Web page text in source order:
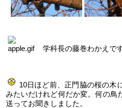
学科長の藤巻わかえで
10日ほど前、正門脇の桜の木
みたいだけれど何だか変。何の鳥
送ってお聞きしました。